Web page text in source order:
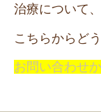
治療について
こちらからど
お問い合わせ